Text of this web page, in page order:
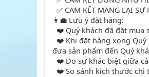
✅ CAM KẾT MANG LẠI
👩‍💼 Lưu ý đặt hàng:
❤️ Quý khách đã đặt mua
❤️ Khi đặt hàng xong
đưa sản phẩm đến Quý
❤️ Do sự khác biệt giữa
❤️ So sánh kích thước chi